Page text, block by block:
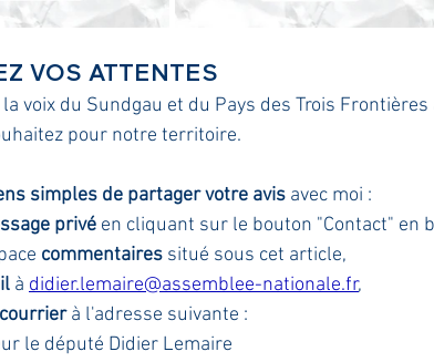
VOS ATTENTES
voix du Sundgau et du Pays des Trois
pour notre territoire.
simples de partager votre avis avec moi :
privé en cliquant sur le bouton "Contact" en
commentaires situé sous cet article,
à didier.lemaire@assemblee-nationale.fr,
courrier à l'adresse suivante :
le député Didier Lemaire